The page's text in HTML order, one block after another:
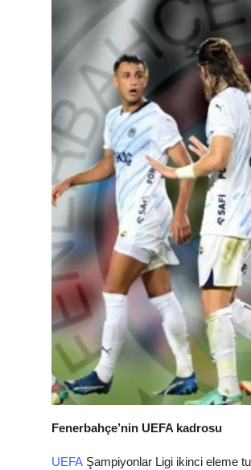
Fenerbahçe’nin UEFA kadrosu
UEFA Şampiyonlar Ligi ikinci eleme